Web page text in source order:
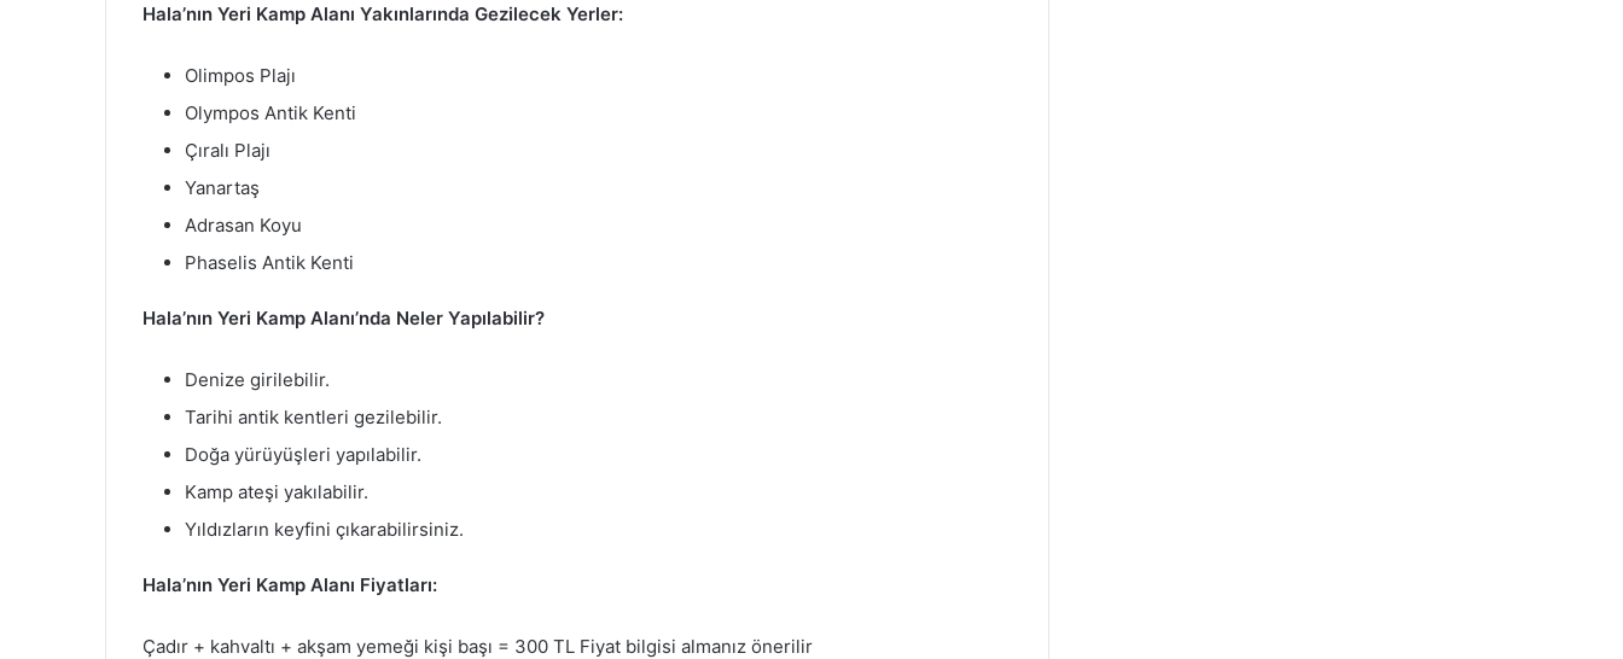
Hala’nın Yeri Kamp Alanı Yakınlarında Gezilecek Yerler:
Olimpos Plajı
Olympos Antik Kenti
Çıralı Plajı
Yanartaş
Adrasan Koyu
Phaselis Antik Kenti
Hala’nın Yeri Kamp Alanı’nda Neler Yapılabilir?
Denize girilebilir.
Tarihi antik kentleri gezilebilir.
Doğa yürüyüşleri yapılabilir.
Kamp ateşi yakılabilir.
Yıldızların keyfini çıkarabilirsiniz.
Hala’nın Yeri Kamp Alanı Fiyatları:
Çadır + kahvaltı + akşam yemeği kişi başı = 300 TL Fiyat bilgisi almanız önerilir